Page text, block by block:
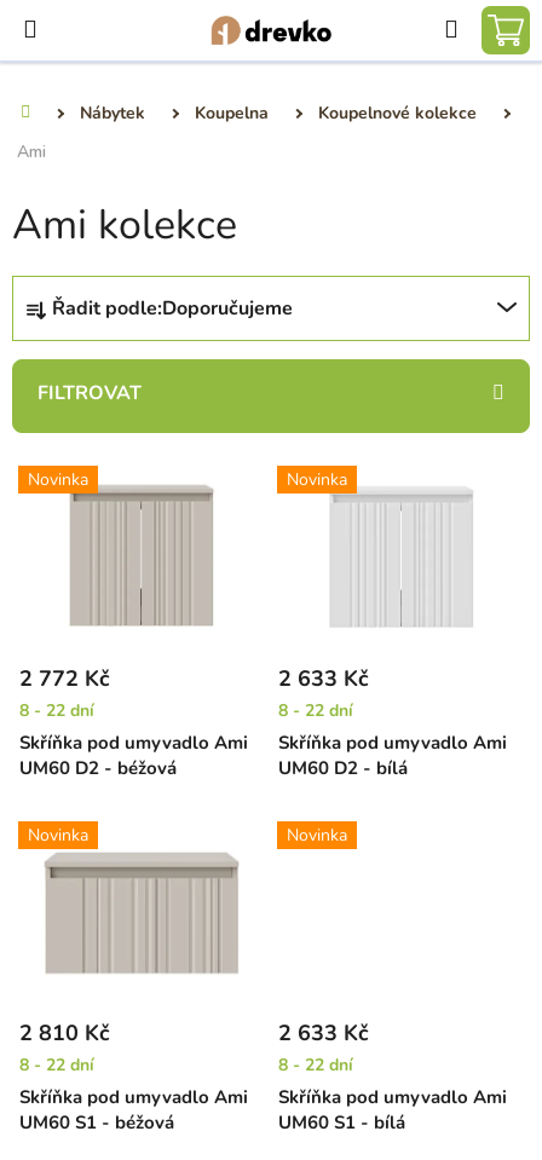
obsah
Hledat
Nábytek Koupelna
Koupelnové kolekce
Ami
Ami kolekce
Ř
z
n
p
t
ů
Řadit podle:Doporučujeme
V
ý
r
o
d
u
k
t
ů
Novinka
Skříňka pod umyvadlo Ami
UM60 D2 - béžová
2 772 Kč
8 - 22 dní
Novinka
Skříňka pod umyvadlo Ami
UM60 D2 - bílá
2 633 Kč
8 - 22 dní
Novinka
Skříňka pod umyvadlo Ami
UM60 S1 - béžová
2 810 Kč
8 - 22 dní
Novinka
Skříňka pod umyvadlo Ami
UM60 S1 - bílá
2 633 Kč
8 - 22 dní